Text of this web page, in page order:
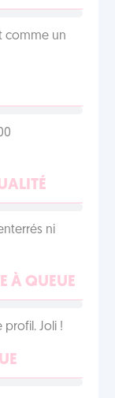
comme un
ni
À QUEUE
Joli !